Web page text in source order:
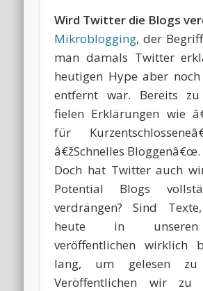
Wird Twitter die Blogs
Mikroblogging, der
man damals Twitter
heutigen Hype aber
entfernt war. Bereits
fielen Erklärungen wie
für
â€žSchnelles Bloggenâ€œ.
Doch hat Twitter auch
Potential Blogs
verdrängen? Sind
heute in
veröffentlichen wirklich
lang, um gelesen zu
Veröffentlichen wir zu